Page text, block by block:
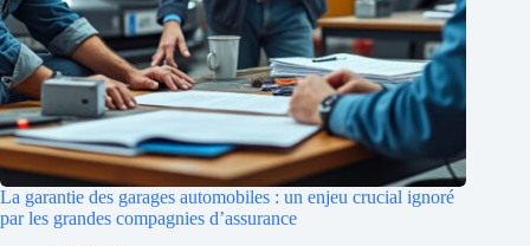
La garantie des garages automobiles : un enjeu crucial ignoré
par les grandes compagnies d’assurance